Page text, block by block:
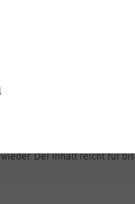
in eine Kältestarre. Das
ab. Getroffenes Ungeziefer
keine insektiziden
Der Inhalt reicht für bis